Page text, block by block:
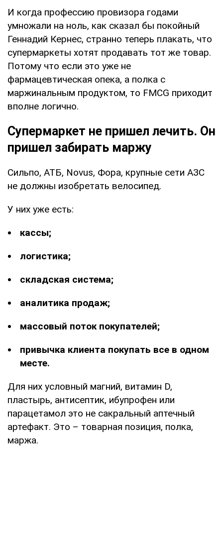
И когда профессию провизора годами
умножали на ноль, как сказал бы покойный
Геннадий Кернес, странно теперь плакать, что
супермаркеты хотят продавать тот же товар.
Потому что если это уже не
фармацевтическая опека, а полка с
маржинальным продуктом, то FMCG приходит
вполне логично.
Супермаркет не пришел лечить. Он
пришел забирать маржу
Сильпо, АТБ, Novus, Фора, крупные сети АЗС
не должны изобретать велосипед.
У них уже есть:
кассы;
логистика;
складская система;
аналитика продаж;
массовый поток покупателей;
привычка клиента покупать все в одном
месте.
Для них условный магний, витамин D,
пластырь, антисептик, ибупрофен или
парацетамол это не сакральный аптечный
артефакт. Это – товарная позиция, полка,
маржа.